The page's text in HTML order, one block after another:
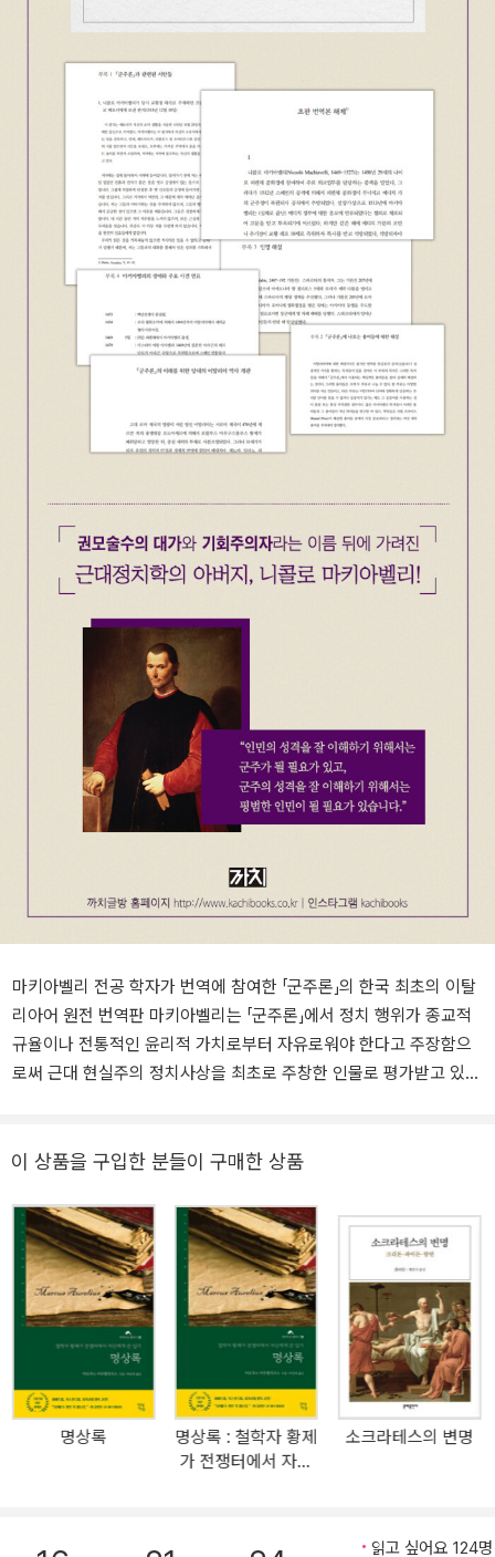
마키아벨리 전공 학자가 번역에 참여한 「군주론」의 한국 최초의 이탈
리아어 원전 번역판 마키아벨리는 「군주론」에서 정치 행위가 종교적
규율이나 전통적인 윤리적 가치로부터 자유로워야 한다고 주장함으
로써 근대 현실주의 정치사상을 최초로 주창한 인물로 평가받고 있
자신의 의사에 반해 얻게 된 여가, 즉 강제된 칩거생활을 활용하여 집
민심서」 등을 집필하게 한 유배생활과 그 맥락을 같이한다. 1513년에
원고가 완성된 「군주론」은 많은 사람들 사이에서 필사본 형태로 읽혀
지다가 거의 사후인 1532년에 비로소 출간되었는데, 그 내용에 대한
비난이 거세어지자 1559년 교황 파울루스 4세에 의해서 교황청의
금서 목록에 등재되는 “명예”를 누리기도 했다. 까치글방의 「군주론」
한글 번역본을 이탈리아어 원본을 가지고 개역작업을 하자는 제의를
강정인 교수님으로부터 처음 받았을 때, 주저하는 마음이 없지 않았
습니다. 마키아벨리 전공자로서 「군주론」을 언젠가는 이탈리아어 원
본으로 번역해보고자 하는 욕심이 있었기 때문입니다. 그러나 기존
번역본과 이탈리아어 본을 비교하는 작업을 시작하고 나서 저는 이
이 상품을 구입한 분들이 구매한 상품
명상록
명상록 : 철학자 황제
가 전쟁터에서 자신
소크라테스의 변명
읽고 싶어요 124명